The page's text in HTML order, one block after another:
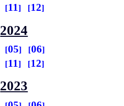
11 12
2024
05
06
11 12
2023